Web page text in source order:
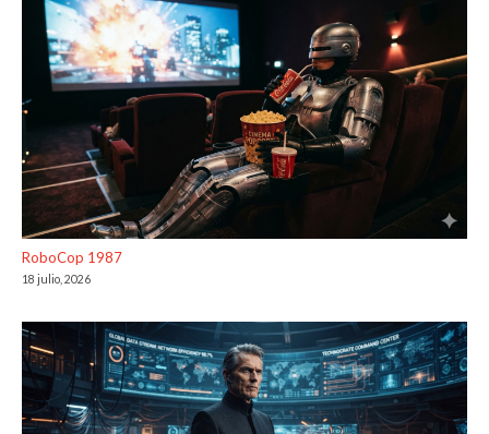
RoboCop 1987
18 julio, 2026